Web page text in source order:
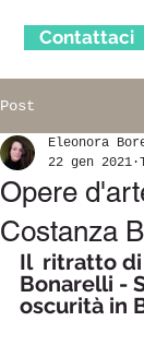
Contattaci
Post
Opere
Costanza
Eleonora
22 gen 2021
Il  ritratto
Bonarelli -
oscurità in